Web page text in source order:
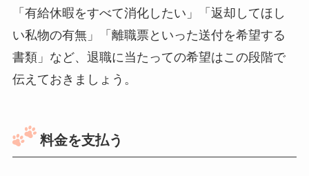
「有給休暇をすべて消化したい」「返却してほし
い私物の有無」「離職票といった送付を希望する
書類」など、退職に当たっての希望はこの段階で
伝えておきましょう。
料金を支払う